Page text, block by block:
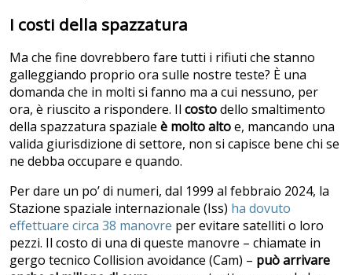
I costi della spazzatura
Ma che fine dovrebbero fare tutti i rifiuti che stanno
galleggiando proprio ora sulle nostre teste? È una
domanda che in molti si fanno ma a cui nessuno, per
ora, è riuscito a rispondere. Il costodello smaltimento
della spazzatura spaziale è molto altoe, mancando una
valida giurisdizione di settore, non si capisce bene chi se
ne debba occupare e quando.
Per dare un po’ di numeri, dal 1999 al febbraio 2024, la
Stazione spaziale internazionale (Iss) ha dovuto
effettuare circa 38 manovre per evitare satelliti o loro
pezzi. Il costo di una di queste manovre – chiamate in
gergo tecnico Collision avoidance (Cam) – può arrivare